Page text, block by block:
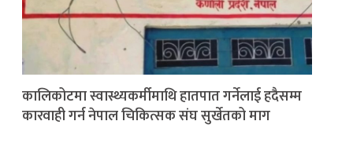
कालिकोटमा स्वास्थ्यकर्मीमाथि हातपात गर्नेलाई हदैसम्म
कारवाही गर्न नेपाल चिकित्सक संघ सुर्खेतको माग